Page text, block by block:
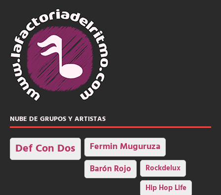
NUBE DE GRUPOS Y ARTISTAS
Def Con Dos Fermin Muguruza
Barón Rojo Rockdelux
Hip Hop Life